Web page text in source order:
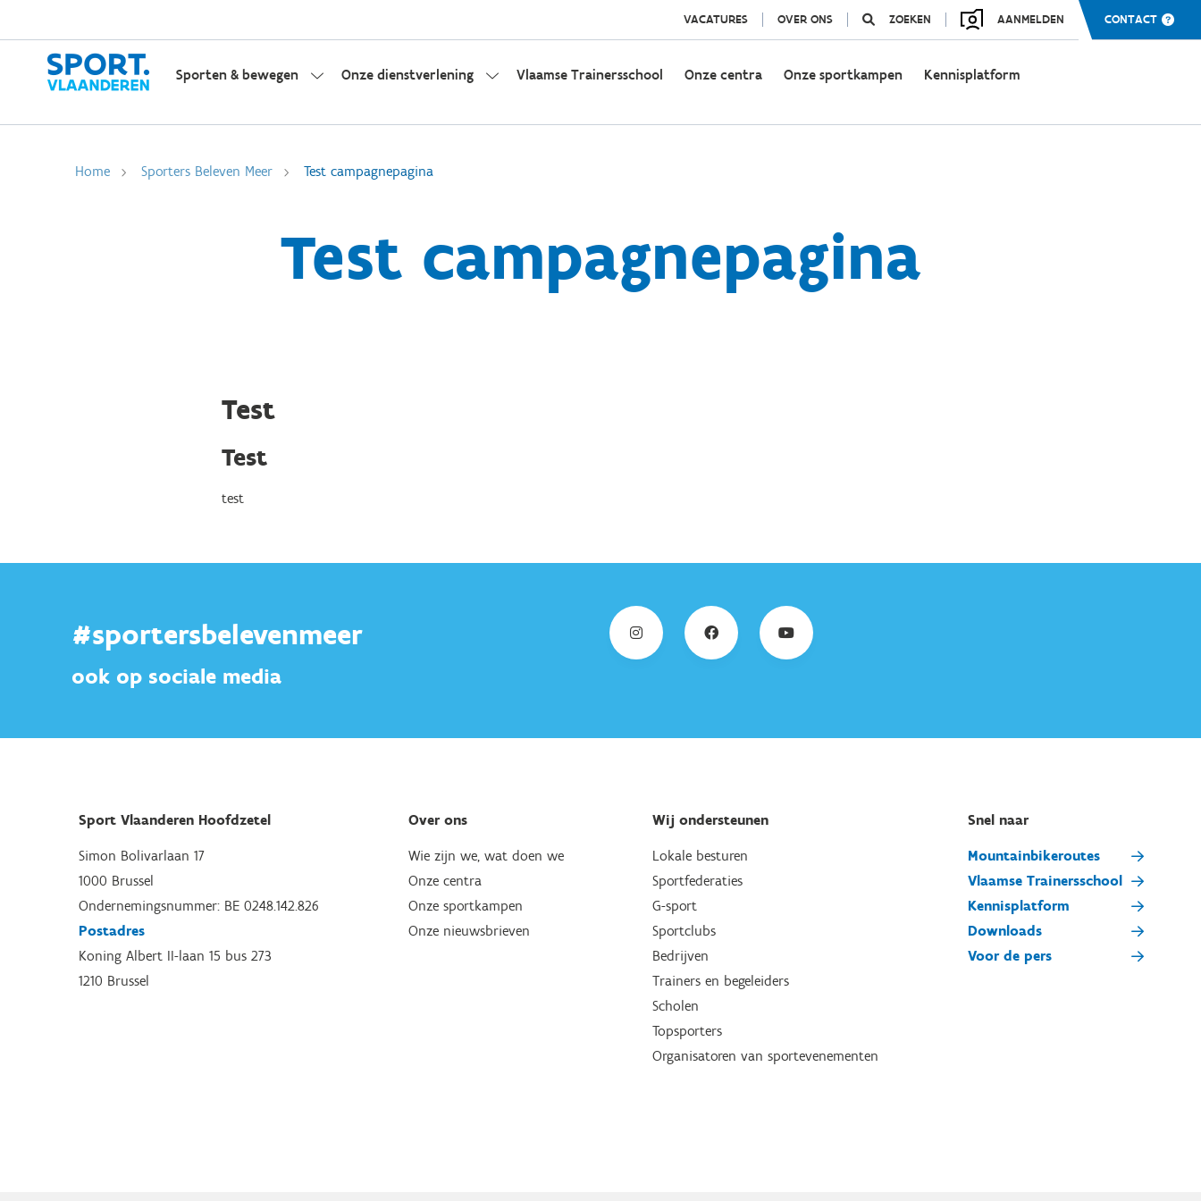
VACATURES OVER ONS ZOEKEN AANMELDEN CONTACT
Sporten & bewegen Onze dienstverlening Vlaamse Trainersschool Onze centra Onze sportkampen Kennisplatform
Home Sporters Beleven Meer Test campagnepagina
Test campagnepagina
Test
Test
test
#sportersbelevenmeer
ook op sociale media
Sport Vlaanderen Hoofdzetel
Simon Bolivarlaan 17
1000 Brussel
Ondernemingsnummer: BE 0248.142.826
Postadres
Koning Albert II-laan 15 bus 273
1210 Brussel
Over ons
Wie zijn we, wat doen we
Onze centra
Onze sportkampen
Onze nieuwsbrieven
Wij ondersteunen
Lokale besturen
Sportfederaties
G-sport
Sportclubs
Bedrijven
Trainers en begeleiders
Scholen
Topsporters
Organisatoren van sportevenementen
Snel naar
Mountainbikeroutes
Vlaamse Trainersschool
Kennisplatform
Downloads
Voor de pers